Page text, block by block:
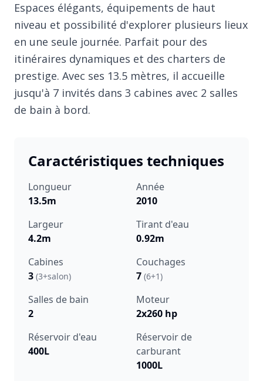
Espaces élégants, équipements de haut
niveau et possibilité d'explorer plusieurs lieux
en une seule journée. Parfait pour des
itinéraires dynamiques et des charters de
prestige. Avec ses 13.5 mètres, il accueille
jusqu'à 7 invités dans 3 cabines avec 2 salles
de bain à bord.
Caractéristiques techniques
Longueur
13.5m
Année
2010
Largeur
4.2m
Tirant d'eau
0.92m
Cabines
3 (3+salon)
Couchages
7 (6+1)
Salles de bain
2
Moteur
2x260 hp
Réservoir d'eau
400L
Réservoir de
carburant
1000L